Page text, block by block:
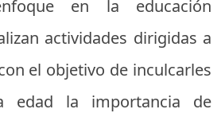
en la educación
actividades dirigidas a
el objetivo de inculcarles
edad la importancia de